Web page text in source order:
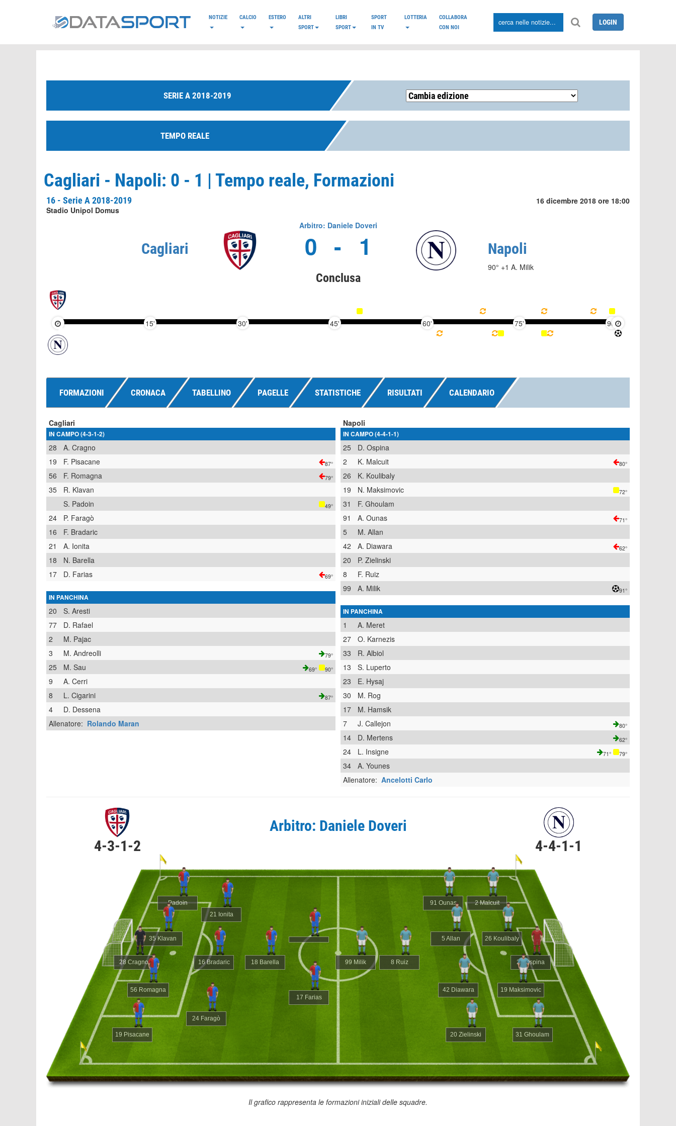
NOTIZIE CALCIO ESTERO
ALTRI
SPORT
LIBRI
SPORT
SPORT
IN TV
LOTTERIA
COLLABORA
CON NOI
LOGIN
SERIE A 2018-2019
TEMPO REALE
Cagliari - Napoli: 0 - 1 | Tempo reale, Formazioni
16 - Serie A 2018-2019
Stadio Unipol Domus
16 dicembre 2018 ore 18:00
Arbitro: Daniele Doveri
Cagliari 0 - 1
Conclusa
Napoli
90° +1 A. Milik
15' 30' 45' 60' 75' 90'
FORMAZIONI CRONACA TABELLINO PAGELLE STATISTICHE RISULTATI CALENDARIO
Cagliari
IN CAMPO (4-3-1-2)
28
A. Cragno
19
F. Pisacane 87°
56 F. Romagna 79°
35
R. Klavan
S. Padoin
49°
24
P. Faragò
16
F. Bradaric
21
A. Ionita
18
N. Barella
17
D. Farias 69°
IN PANCHINA
20
S. Aresti
77
D. Rafael
2
M. Pajac
3
M. Andreolli 79°
25 M. Sau 69° 90°
9
A. Cerri
8
L. Cigarini 87°
4
D. Dessena
Allenatore: Rolando Maran
Napoli
IN CAMPO (4-4-1-1)
25
D. Ospina
2
K. Malcuit 80°
26
K. Koulibaly
19
N. Maksimovic 72°
31
F. Ghoulam
91
A. Ounas 71°
5
M. Allan
42
A. Diawara 62°
20
P. Zielinski
8
F. Ruiz
99
A. Milik 91°
IN PANCHINA
1
A. Meret
27
O. Karnezis
33
R. Albiol
13
S. Luperto
23
E. Hysaj
30
M. Rog
17
M. Hamsik
7
J. Callejon 80°
14 D. Mertens 62°
24 L. Insigne 71° 79°
34
A. Younes
Allenatore: Ancelotti Carlo
4-3-1-2
Arbitro: Daniele Doveri
4-4-1-1
28 Cragno 25 Ospina
19 Pisacane
2 Malcuit
56 Romagna
26 Koulibaly
35 Klavan
19 Maksimovic
Padoin
31 Ghoulam
24 Faragò
91 Ounas
16 Bradaric
5 Allan
21 Ionita
42 Diawara
18 Barella
20 Zielinski
17 Farias
8 Ruiz
99 Milik
Il grafico rappresenta le formazioni iniziali delle squadre.